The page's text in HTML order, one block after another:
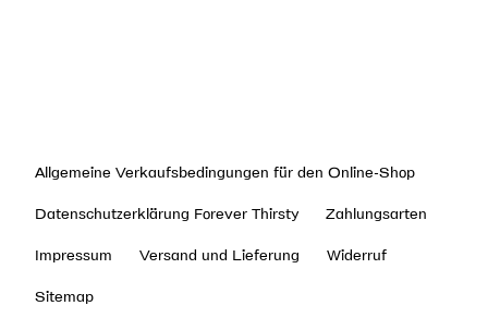
Allgemeine Verkaufsbedingungen für den Online-Shop
Datenschutzerklärung Forever Thirsty Zahlungsarten
Impressum Versand und Lieferung Widerruf
Sitemap